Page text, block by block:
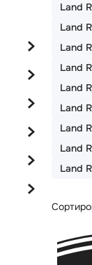
Land
Land
Land
Land
Land
Land
Land
Land
Land